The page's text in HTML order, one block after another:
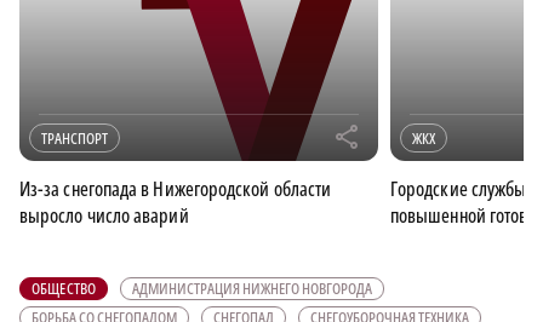
ТРАНСПОРТ r
Из-за снегопада в Нижегородской области
выросло число аварий
ЖКХ
Городские службы
повышенной
ОБЩЕСТВО
АДМИНИСТРАЦИЯ НИЖНЕГО НОВГОРОДА
БОРЬБА СО СНЕГОПАДОМ
СНЕГОПАД СНЕГОУБОРОЧНАЯ ТЕХНИКА